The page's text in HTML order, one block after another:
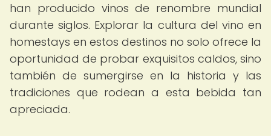
han producido vinos de renombre mundial
durante siglos. Explorar la cultura del vino en
homestays en estos destinos no solo ofrece la
oportunidad de probar exquisitos caldos, sino
también de sumergirse en la historia y las
tradiciones que rodean a esta bebida tan
apreciada.